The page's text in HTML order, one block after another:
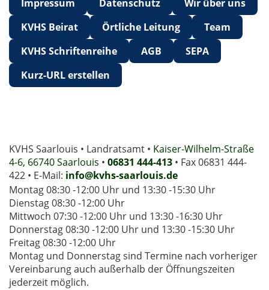
Impressum Datenschutz
Wir über uns
KVHS Beirat
Örtliche Leitung
Team
KVHS Schriftenreihe
AGB
SEPA
Kurz-URL erstellen
KVHS Saarlouis • Landratsamt • Kaiser-Wilhelm-Straße
4-6, 66740 Saarlouis • 06831 444-413• Fax 06831 444-
422 • E-Mail: info@kvhs-saarlouis.de
Montag 08:30 -12:00 Uhr und 13:30 -15:30 Uhr
Dienstag 08:30 -12:00 Uhr
Mittwoch 07:30 -12:00 Uhr und 13:30 -16:30 Uhr
Donnerstag 08:30 -12:00 Uhr und 13:30 -15:30 Uhr
Freitag 08:30 -12:00 Uhr
Montag und Donnerstag sind Termine nach vorheriger
Vereinbarung auch außerhalb der Öffnungszeiten
jederzeit möglich.